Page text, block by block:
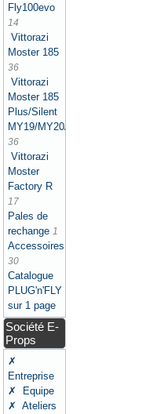
Fly100evo
14
Vittorazi
Moster 185
36
Vittorazi
Moster 185
Plus/Silent
MY19/MY20/MY21/MY22/MY25
36
Vittorazi
Moster
Factory R
17
Pales de
rechange 1
Accessoires
30
Catalogue
PLUG'n'FLY
sur 1 page
Société E-
Props
✗
Entreprise
✗ Equipe
✗ Ateliers